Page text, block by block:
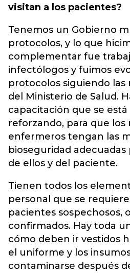
visitan a los pacientes?
Tenemos un Gobierno
protocolos, y lo que
complementar fue
infectólogos y fuimos
protocolos siguiendo
del Ministerio de Salud.
capacitación que se
reforzando, para que los
enfermeros tengan las
bioseguridad
de ellos y del paciente.
Tienen todos los
personal que se
pacientes sospechosos,
confirmados. Hay toda
cómo deben ir vestidos
el uniforme y los
contaminarse después